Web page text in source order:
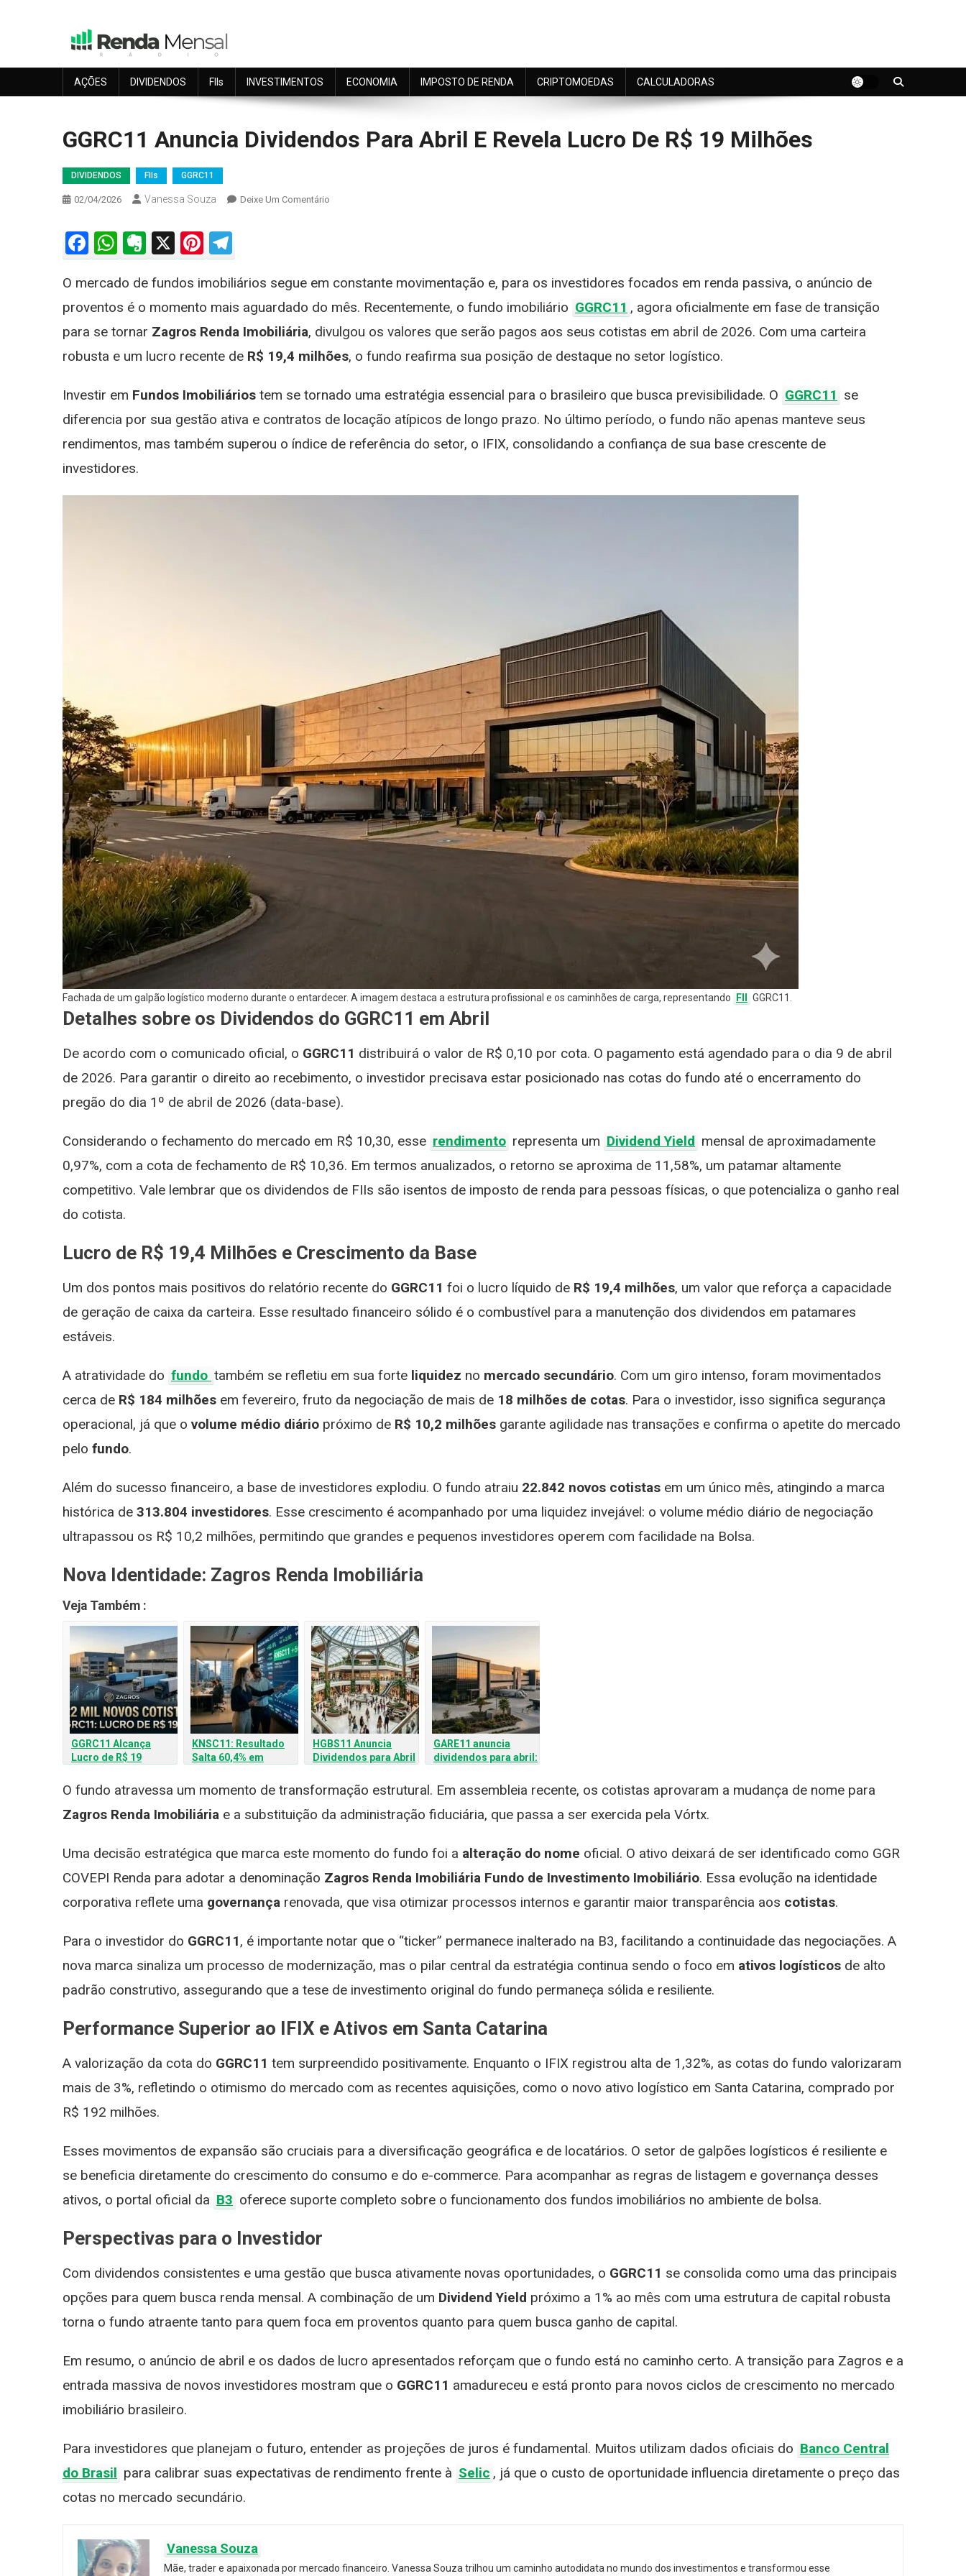
Renda Mensal
Seu dinheiro trabalhando por você.
AÇÕES DIVIDENDOS FIIs INVESTIMENTOS ECONOMIA IMPOSTO DE RENDA CRIPTOMOEDAS CALCULADORAS
GGRC11 Anuncia Dividendos Para Abril E Revela Lucro De R$ 19 Milhões
DIVIDENDOS FIIs GGRC11
02/04/2026 Vanessa Souza Deixe Um Comentário
Abril
Revela
Lucro
R$
Milhões
Facebook
WhatsApp
Evernote
X Pinterest
O mercado de fundos imobiliários segue em constante movimentação e, para os investidores focados em renda passiva, o anúncio de
proventos é o momento mais aguardado do mês. Recentemente, o fundo imobiliário GGRC11 , agora oficialmente em fase de transição
para se tornar Zagros Renda Imobiliária, divulgou os valores que serão pagos aos seus cotistas em abril de 2026. Com uma carteira
robusta e um lucro recente de R$ 19,4 milhões, o fundo reafirma sua posição de destaque no setor logístico.
Investir em Fundos Imobiliários tem se tornado uma estratégia essencial para o brasileiro que busca previsibilidade. O GGRC11 se
diferencia por sua gestão ativa e contratos de locação atípicos de longo prazo. No último período, o fundo não apenas manteve seus
rendimentos, mas também superou o índice de referência do setor, o IFIX, consolidando a confiança de sua base crescente de
investidores.
Fachada de um galpão logístico moderno durante o entardecer. A imagem destaca a estrutura profissional e os caminhões de carga, representando FII GGRC11.
Detalhes sobre os Dividendos do GGRC11 em Abril
De acordo com o comunicado oficial, o GGRC11 distribuirá o valor de R$ 0,10 por cota. O pagamento está agendado para o dia 9 de abril
de 2026. Para garantir o direito ao recebimento, o investidor precisava estar posicionado nas cotas do fundo até o encerramento do
pregão do dia 1º de abril de 2026 (data-base).
Considerando o fechamento do mercado em R$ 10,30, esse rendimento representa um Dividend Yield mensal de aproximadamente
0,97%, com a cota de fechamento de R$ 10,36. Em termos anualizados, o retorno se aproxima de 11,58%, um patamar altamente
competitivo. Vale lembrar que os dividendos de FIIs são isentos de imposto de renda para pessoas físicas, o que potencializa o ganho real
do cotista.
Lucro de R$ 19,4 Milhões e Crescimento da Base
Um dos pontos mais positivos do relatório recente do GGRC11 foi o lucro líquido de R$ 19,4 milhões, um valor que reforça a capacidade
de geração de caixa da carteira. Esse resultado financeiro sólido é o combustível para a manutenção dos dividendos em patamares
estáveis.
A atratividade do fundo também se refletiu em sua forte liquidez no mercado secundário. Com um giro intenso, foram movimentados
cerca de R$ 184 milhões em fevereiro, fruto da negociação de mais de 18 milhões de cotas. Para o investidor, isso significa segurança
operacional, já que o volume médio diário próximo de R$ 10,2 milhões garante agilidade nas transações e confirma o apetite do mercado
pelo fundo.
Além do sucesso financeiro, a base de investidores explodiu. O fundo atraiu 22.842 novos cotistas em um único mês, atingindo a marca
histórica de 313.804 investidores. Esse crescimento é acompanhado por uma liquidez invejável: o volume médio diário de negociação
ultrapassou os R$ 10,2 milhões, permitindo que grandes e pequenos investidores operem com facilidade na Bolsa.
Nova Identidade: Zagros Renda Imobiliária
Veja Também :
GGRC11 Alcança
Lucro de R$ 19
de 22 Mil Novos
Cotistas
KNSC11: Resultado
Salta 60,4% em
R$ 16,2 Milhões em
Dividendos
HGBS11 Anuncia
Dividendos para Abril
Valores e Prazos
GARE11 anuncia
dividendos para abril:
receber
O fundo atravessa um momento de transformação estrutural. Em assembleia recente, os cotistas aprovaram a mudança de nome para
Zagros Renda Imobiliária e a substituição da administração fiduciária, que passa a ser exercida pela Vórtx.
Uma decisão estratégica que marca este momento do fundo foi a alteração do nome oficial. O ativo deixará de ser identificado como GGR
COVEPI Renda para adotar a denominação Zagros Renda Imobiliária Fundo de Investimento Imobiliário. Essa evolução na identidade
corporativa reflete uma governança renovada, que visa otimizar processos internos e garantir maior transparência aos cotistas.
Para o investidor do GGRC11, é importante notar que o “ticker” permanece inalterado na B3, facilitando a continuidade das negociações. A
nova marca sinaliza um processo de modernização, mas o pilar central da estratégia continua sendo o foco em ativos logísticos de alto
padrão construtivo, assegurando que a tese de investimento original do fundo permaneça sólida e resiliente.
Performance Superior ao IFIX e Ativos em Santa Catarina
A valorização da cota do GGRC11 tem surpreendido positivamente. Enquanto o IFIX registrou alta de 1,32%, as cotas do fundo valorizaram
mais de 3%, refletindo o otimismo do mercado com as recentes aquisições, como o novo ativo logístico em Santa Catarina, comprado por
R$ 192 milhões.
Esses movimentos de expansão são cruciais para a diversificação geográfica e de locatários. O setor de galpões logísticos é resiliente e
se beneficia diretamente do crescimento do consumo e do e-commerce. Para acompanhar as regras de listagem e governança desses
ativos, o portal oficial da B3 oferece suporte completo sobre o funcionamento dos fundos imobiliários no ambiente de bolsa.
Perspectivas para o Investidor
Com dividendos consistentes e uma gestão que busca ativamente novas oportunidades, o GGRC11 se consolida como uma das principais
opções para quem busca renda mensal. A combinação de um Dividend Yield próximo a 1% ao mês com uma estrutura de capital robusta
torna o fundo atraente tanto para quem foca em proventos quanto para quem busca ganho de capital.
Em resumo, o anúncio de abril e os dados de lucro apresentados reforçam que o fundo está no caminho certo. A transição para Zagros e a
entrada massiva de novos investidores mostram que o GGRC11 amadureceu e está pronto para novos ciclos de crescimento no mercado
imobiliário brasileiro.
Para investidores que planejam o futuro, entender as projeções de juros é fundamental. Muitos utilizam dados oficiais do Banco Central
do Brasil para calibrar suas expectativas de rendimento frente à Selic , já que o custo de oportunidade influencia diretamente o preço das
cotas no mercado secundário.
Vanessa Souza
Mãe, trader e apaixonada por mercado financeiro. Vanessa Souza trilhou um caminho autodidata no mundo dos investimentos e transformou esse